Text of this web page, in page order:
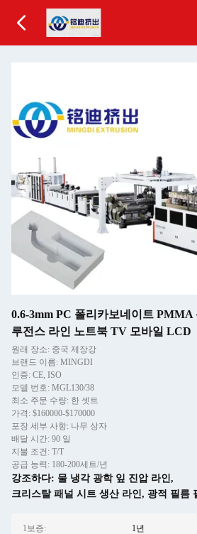
0.6-3mm PC 폴리카보네이트
루전스 라인 노트북 TV 모바일 LCD
원래 장소: 중국 제장강
브랜드 이름: MINGDI
인증: CE, ISO
모델 번호: MGL130/38
최소 주문 수량: 한 셋트
가격: $160000-$170000
포장 세부 사항: 나무 상자
배달 시간: 90 일
지불 조건: T/T
공급 능력: 180-200세트/년
강조하다: 물 냉각 광학 잎 진압 라인,
크리스탈 패널 시트 생산 라인, 광적 필름
1보증: 1년